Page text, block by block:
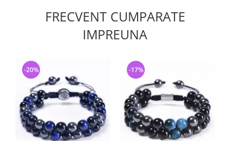
FRECVENT CUMPARATE
IMPREUNA
-20% -17%